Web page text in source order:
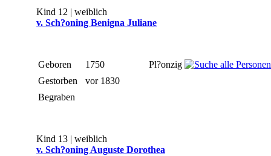
Kind 12 | weiblich
v. Sch?oning Benigna Juliane
Geboren 1750
Pl?onzig
Gestorben
vor 1830
Begraben
Kind 13 | weiblich
v. Sch?oning Auguste Dorothea